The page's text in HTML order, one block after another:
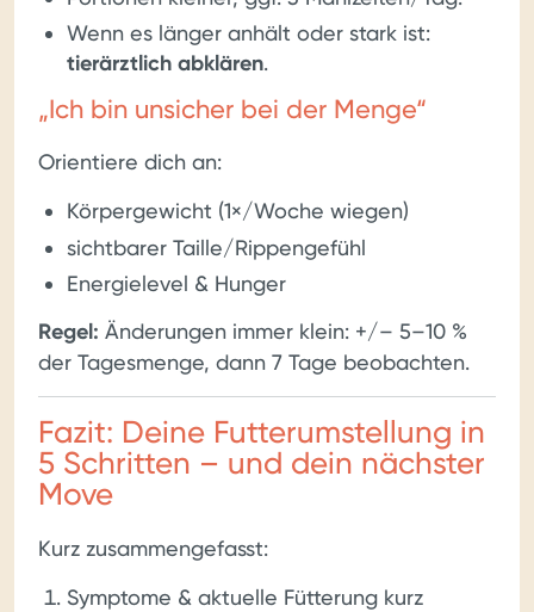
Wenn es länger anhält oder stark ist:
tierärztlich abklären.
„Ich bin unsicher bei der Menge“
Orientiere dich an:
Körpergewicht (1×/Woche wiegen)
sichtbarer Taille/Rippengefühl
Energielevel & Hunger
Regel: Änderungen immer klein: +/– 5–10 %
der Tagesmenge, dann 7 Tage beobachten.
Fazit: Deine Futterumstellung in
5 Schritten – und dein nächster
Move
Kurz zusammengefasst:
Symptome & aktuelle Fütterung kurz